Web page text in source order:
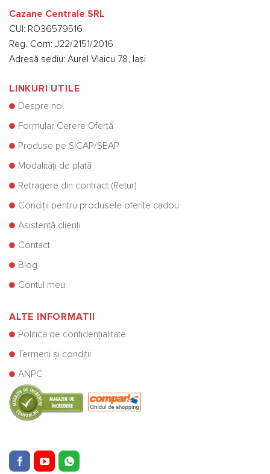
Cazane Centrale SRL
CUI: RO36579516
Reg. Com: J22/2151/2016
Adresă sediu: Aurel Vlaicu 78, Iași
LINKURI UTILE
Despre noi
Formular Cerere Ofertă
Produse pe SICAP/SEAP
Modalități de plată
Retragere din contract (Retur)
Condiții pentru produsele oferite cadou
Asistență clienți
Contact
Blog
Contul meu
ALTE INFORMATII
Politica de confidențialitate
Termeni și condiții
ANPC